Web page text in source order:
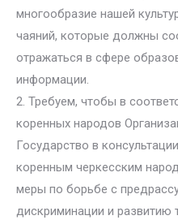
многообразие нашей
чаяний, которые должны
отражаться в сфере
информации.
2. Требуем, чтобы в
коренных народов
Государство в
коренным черкесским
меры по борьбе с
дискриминации и развитию